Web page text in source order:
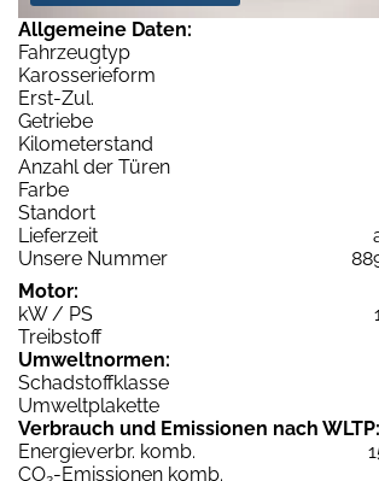
Allgemeine Daten:
Fahrzeugtyp
Karosserieform
Erst-Zul.
Getriebe
Kilometerstand
Anzahl der Türen
Farbe
Standort
Lieferzeit
Unsere Nummer
Motor:
kW / PS
Treibstoff
Umweltnormen:
Schadstoffklasse
Umweltplakette
Verbrauch und Emissionen nach WLTP:
Energieverbr. komb.
CO -Emissionen komb.